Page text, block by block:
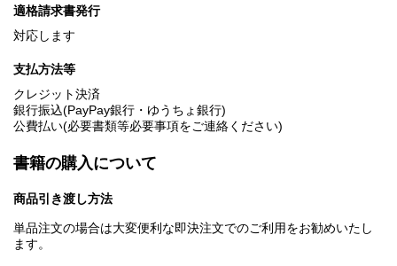
適格請求書発行
対応します
支払方法等
クレジット決済
銀行振込(PayPay銀行・ゆうちょ銀行)
公費払い(必要書類等必要事項をご連絡ください)
書籍の購入について
商品引き渡し方法
単品注文の場合は大変便利な即決注文でのご利用をお勧めいたし
ます。